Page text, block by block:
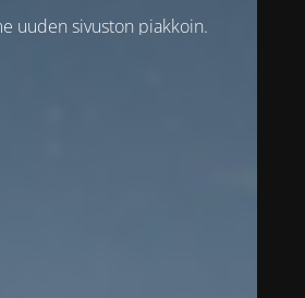
uuden sivuston piakkoin.